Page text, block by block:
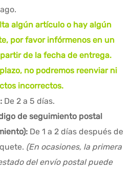
algún artículo o hay algún
por favor infórmenos en un
de la fecha de entrega.
no podremos reenviar ni
incorrectos.
De 2 a 5 días.
de seguimiento postal
De 1 a 2 días después de
(En ocasiones, la primera
del envío postal puede